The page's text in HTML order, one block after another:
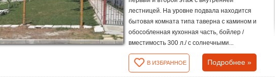
лестницей. На уровне подвала находится
бытовая комната типа таверна с камином и
обособленная кухонная часть, бойлер /
вместимость 300 л./ с солнечными...
В ИЗБРАННОЕ Подробнее »